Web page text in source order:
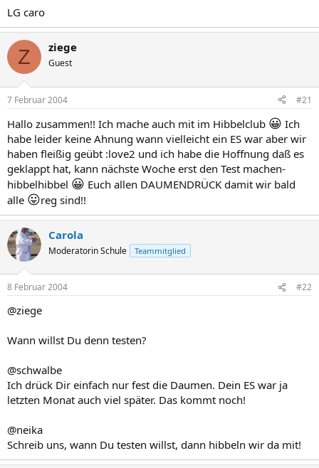
LG caro
Z ziege
Guest
7 Februar 2004 #21
Hallo zusammen!! Ich mache auch mit im Hibbelclub 😀 Ich
habe leider keine Ahnung wann vielleicht ein ES war aber wir
haben fleißig geübt :love2 und ich habe die Hoffnung daß es
geklappt hat, kann nächste Woche erst den Test machen-
hibbelhibbel 😀 Euch allen DAUMENDRÜCK damit wir bald
alle 😛reg sind!!
Carola
Moderatorin Schule Teammitglied
8 Februar 2004 #22
@ziege
Wann willst Du denn testen?
@schwalbe
Ich drück Dir einfach nur fest die Daumen. Dein ES war ja
letzten Monat auch viel später. Das kommt noch!
@neika
Schreib uns, wann Du testen willst, dann hibbeln wir da mit!